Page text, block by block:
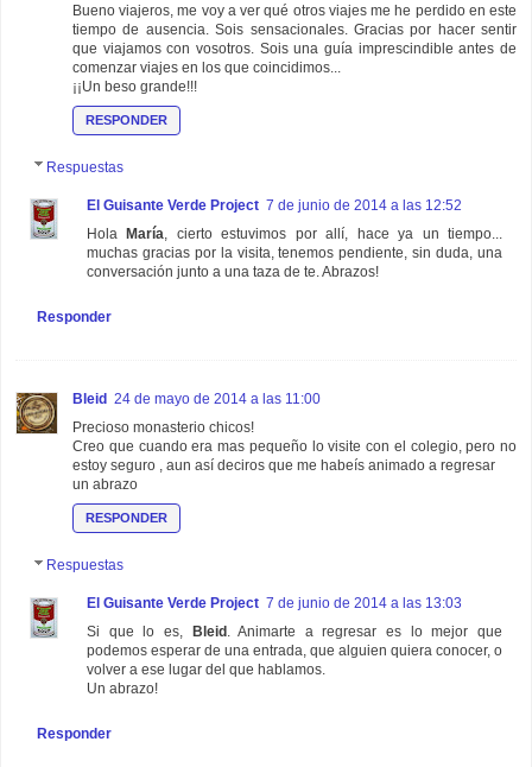
Bueno viajeros, me voy a ver qué otros viajes me he perdido en este
tiempo de ausencia. Sois sensacionales. Gracias por hacer sentir
que viajamos con vosotros. Sois una guía imprescindible antes de
comenzar viajes en los que coincidimos...
¡¡Un beso grande!!!
RESPONDER
Respuestas
El Guisante Verde Project 7 de junio de 2014 a las 12:52
Hola
María, cierto estuvimos por allí, hace ya un tiempo...
muchas gracias por la visita, tenemos pendiente, sin duda, una
conversación junto a una taza de te. Abrazos!
Responder
Bleid 24 de mayo de 2014 a las 11:00
Precioso monasterio chicos!
Creo que cuando era mas pequeño lo visite con el colegio, pero no
estoy seguro , aun así deciros que me habeís animado a regresar
un abrazo
RESPONDER
Respuestas
El Guisante Verde Project 7 de junio de 2014 a las 13:03
Si que lo es,
Bleid . Animarte a regresar es lo mejor que
podemos esperar de una entrada, que alguien quiera conocer, o
volver a ese lugar del que hablamos.
Un abrazo!
Responder